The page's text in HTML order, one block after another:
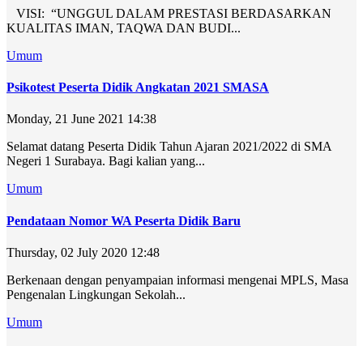
VISI: “UNGGUL DALAM PRESTASI BERDASARKAN
KUALITAS IMAN, TAQWA DAN BUDI...
Umum
Psikotest Peserta Didik Angkatan 2021 SMASA
Monday, 21 June 2021 14:38
Selamat datang Peserta Didik Tahun Ajaran 2021/2022 di SMA
Negeri 1 Surabaya. Bagi kalian yang...
Umum
Pendataan Nomor WA Peserta Didik Baru
Thursday, 02 July 2020 12:48
Berkenaan dengan penyampaian informasi mengenai MPLS, Masa
Pengenalan Lingkungan Sekolah...
Umum